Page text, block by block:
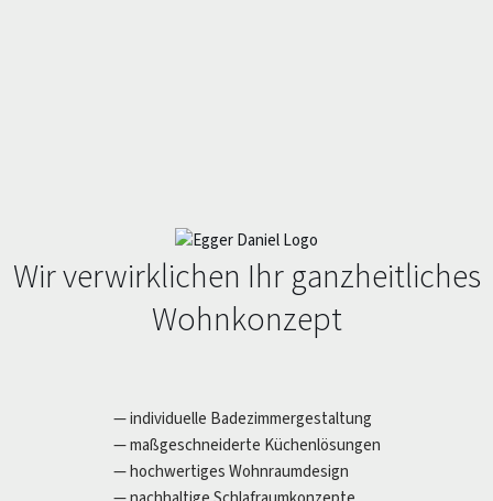
Wir verwirklichen Ihr ganzheitliches
Wohnkonzept
— individuelle Badezimmergestaltung
— maßgeschneiderte Küchenlösungen
— hochwertiges Wohnraumdesign